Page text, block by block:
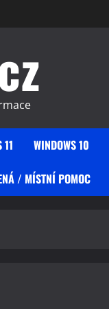
11 WINDOWS 10
/ MÍSTNÍ POMOC